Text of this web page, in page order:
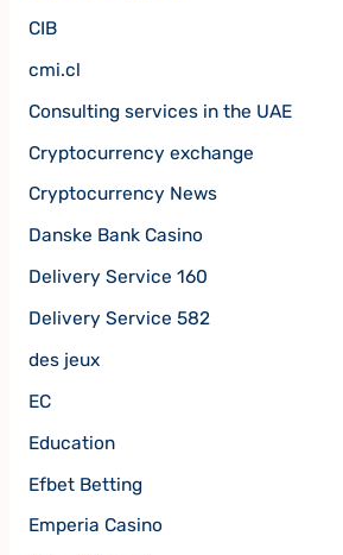
CIB
cmi.cl
Consulting services in the UAE
Cryptocurrency exchange
Cryptocurrency News
Danske Bank Casino
Delivery Service 160
Delivery Service 582
des jeux
EC
Education
Efbet Betting
Emperia Casino